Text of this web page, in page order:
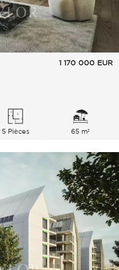
1 170 000 EUR
5 Pièces 65 m²